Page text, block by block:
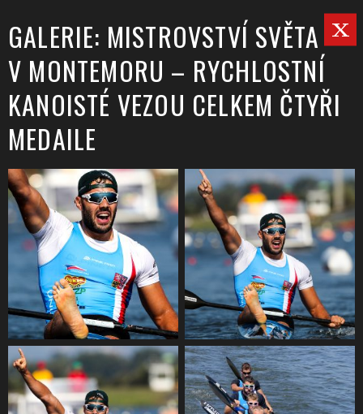
GALERIE: MISTROVSTVÍ SVĚTA
V MONTEMORU – RYCHLOSTNÍ
KANOISTÉ VEZOU CELKEM ČTYŘI
MEDAILE